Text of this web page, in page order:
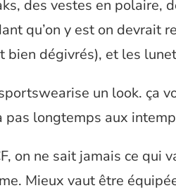
des vestes en polaire,
qu’on y est on devrait
dégivrés), et les
un look. ça
pas longtemps aux
on ne sait jamais ce qui
Mieux vaut être